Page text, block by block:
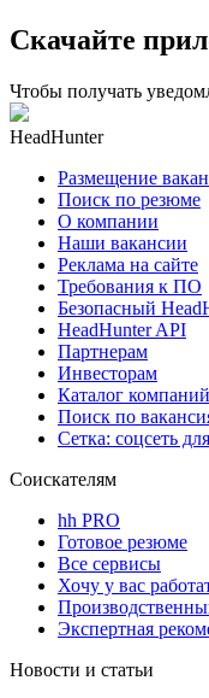
Скачайте
Чтобы получать
HeadHunter
Размещение
Поиск по резюме
О компании
Наши вакансии
Реклама на сайте
Требования к ПО
Безопасный
HeadHunter API
Партнерам
Инвесторам
Каталог компаний
Поиск по
Сетка: соцсеть
Соискателям
hh PRO
Готовое резюме
Все сервисы
Хочу у вас
Экспертная
Новости и статьи